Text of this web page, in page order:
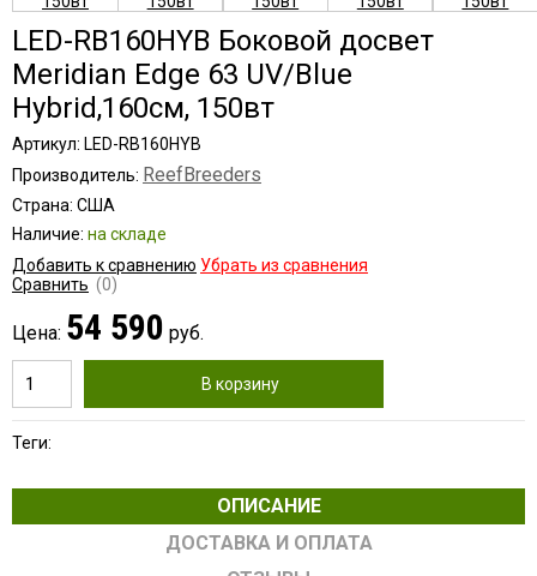
LED-RB160HYB Боковой досвет
Meridian Edge 63 UV/Blue
Hybrid,160см, 150вт
Артикул: LED-RB160HYB
Производитель: ReefBreeders
Страна: США
Наличие: на складе
Добавить к сравнению Убрать из сравнения
Сравнить (0)
Цена: 54 590 руб.
В корзину
Теги:
ОПИСАНИЕ
ДОСТАВКА И ОПЛАТА